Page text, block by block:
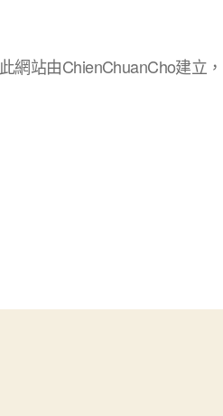
此網站由ChienChuanCho建立